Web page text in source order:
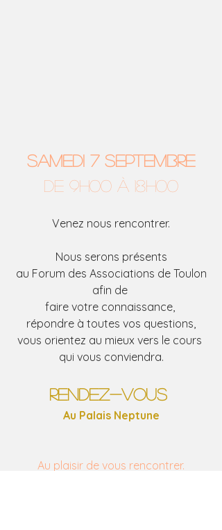
SAMEDI 7 SEPTEMBRE
DE 9H00 à 18h00
Venez nous rencontrer.
Nous serons présents
au Forum des Associations de Toulon
afin de
faire votre connaissance,
répondre à toutes vos questions,
vous orientez au mieux vers le cours
qui vous conviendra.
rendez-vous
Au Palais Neptune
Au plaisir de vous rencontrer.